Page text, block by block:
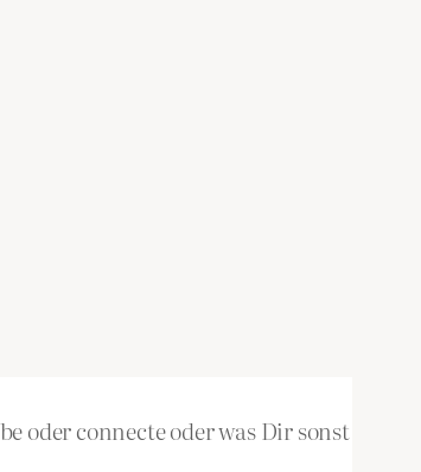
oder connecte oder was Dir sonst